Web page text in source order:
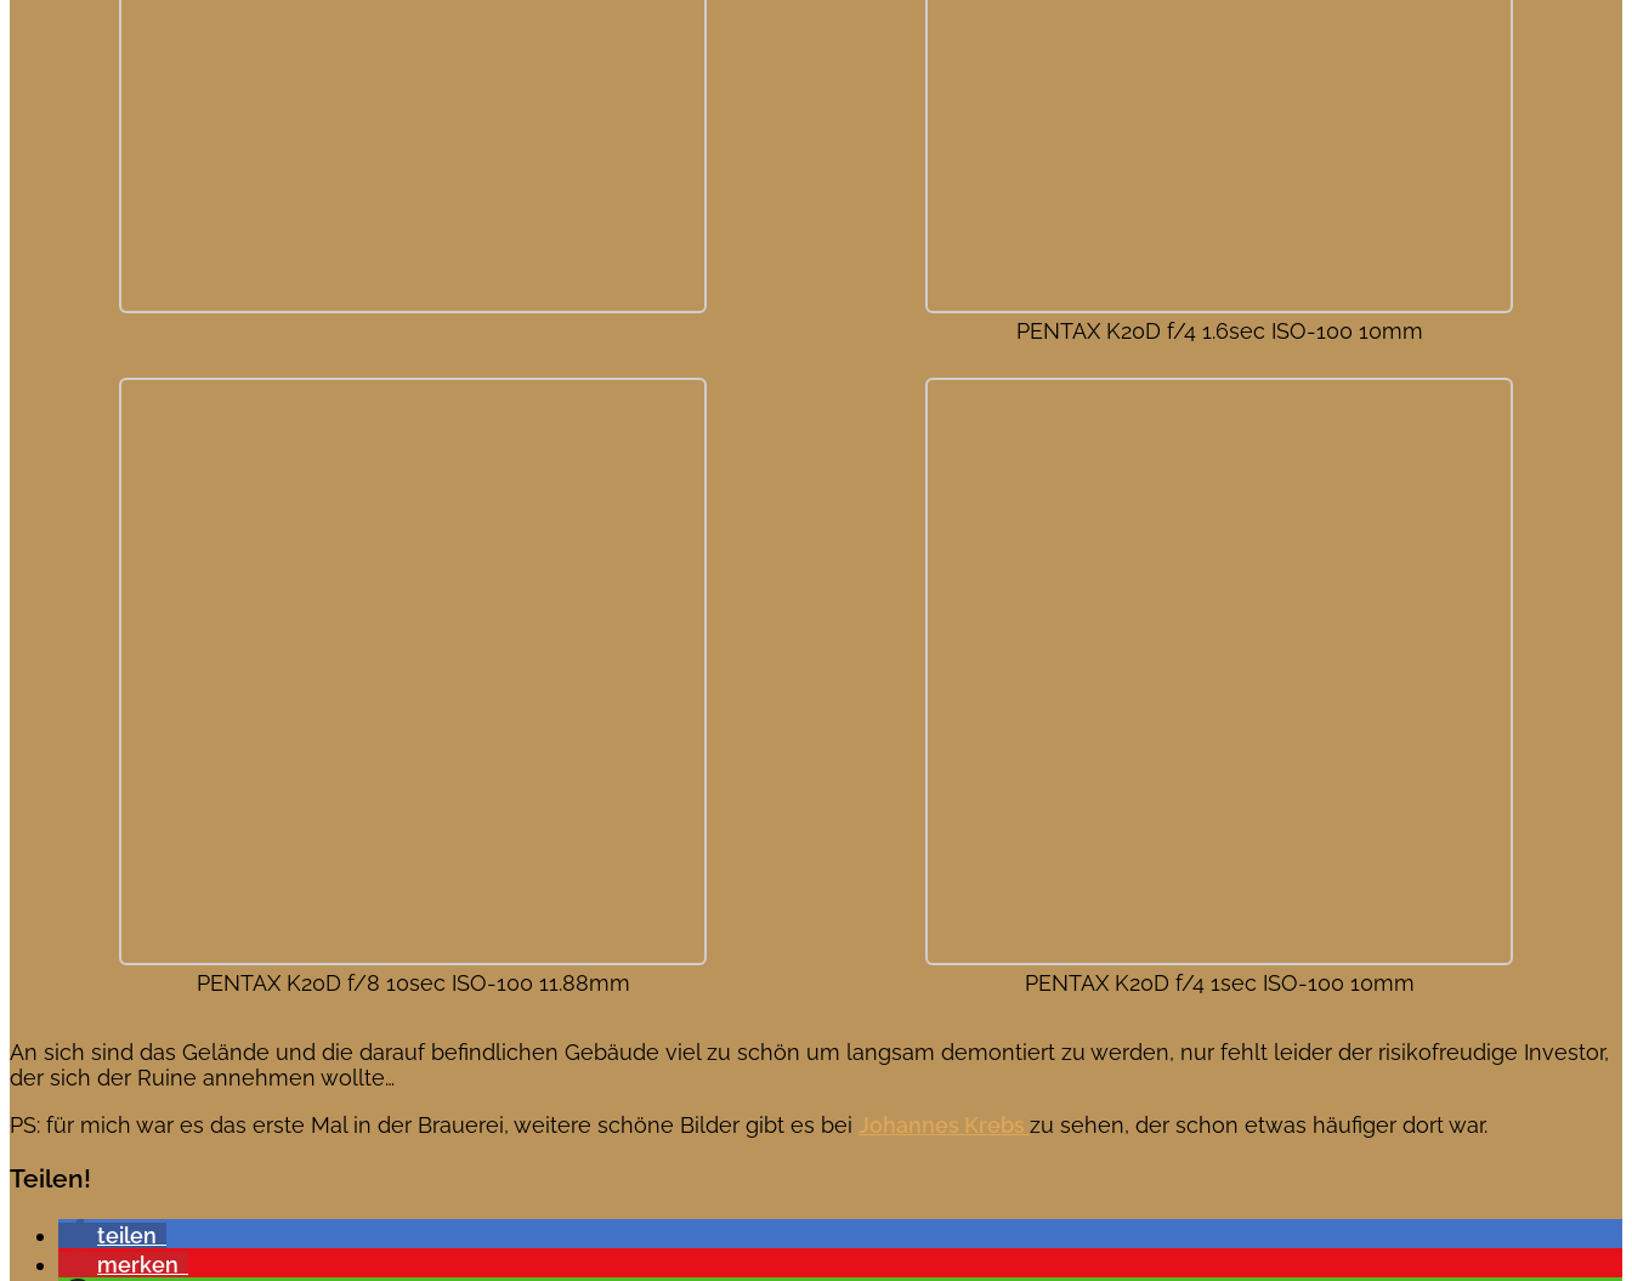
PENTAX K20D f/4 1.6sec ISO-100 10mm
PENTAX K20D f/8 10sec ISO-100 11.88mm PENTAX K20D f/4 1sec ISO-100 10mm
An sich sind das Gelände und die darauf befindlichen Gebäude viel zu schön um langsam demontiert zu werden, nur fehlt leider der risikofreudige Investor,
der sich der Ruine annehmen wollte…
PS: für mich war es das erste Mal in der Brauerei, weitere schöne Bilder gibt es bei Johannes Krebs zu sehen, der schon etwas häufiger dort war.
Teilen!
teilen
merken